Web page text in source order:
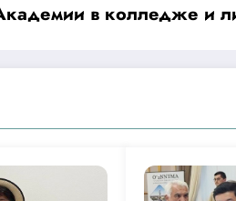
в колледже и